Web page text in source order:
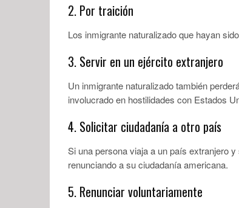
2. Por traición
Los inmigrante naturalizado que hayan
3. Servir en un ejército extranjero
Un inmigrante naturalizado también
involucrado en hostilidades con Estados
4. Solicitar ciudadanía a otro país
Si una persona viaja a un país extranjero
renunciando a su ciudadanía americana.
5. Renunciar voluntariamente